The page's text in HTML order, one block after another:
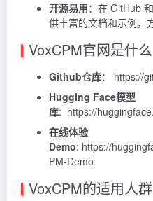
开源易用：在 GitHub
供丰富的文档和示例，
VoxCPM官网是什么
Github仓库： https://
Hugging Face模型
库: https://
在线体验
Demo: https://
PM-Demo
VoxCPM的适用人群